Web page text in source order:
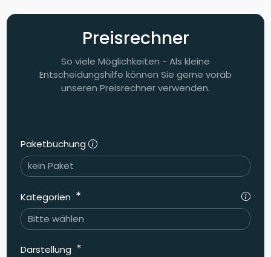
Preisrechner
So viele Möglichkeiten - Als kleine
Entscheidungshilfe können Sie gerne vorab
unseren Preisrechner verwenden.
Paketbuchung
Kategorien
Darstellung